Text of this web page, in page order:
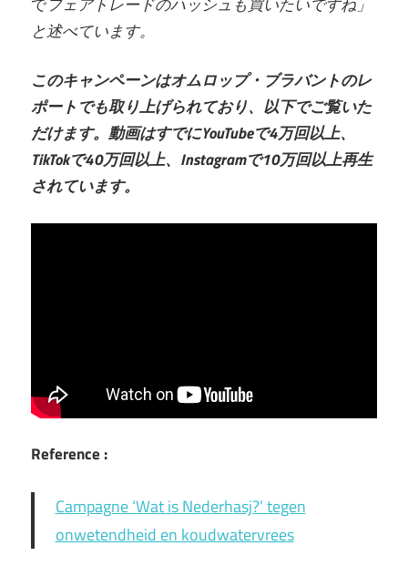
と述べています。
このキャンペーンはオムロップ・ブラバントのレ
ポートでも取り上げられており、以下でご覧いた
だけます。動画はすでにYouTubeで4万回以上、
TikTokで40万回以上、Instagramで10万回以上再生
されています。
Reference :
Campagne ‘Wat is Nederhasj?’ tegen
onwetendheid en koudwatervrees